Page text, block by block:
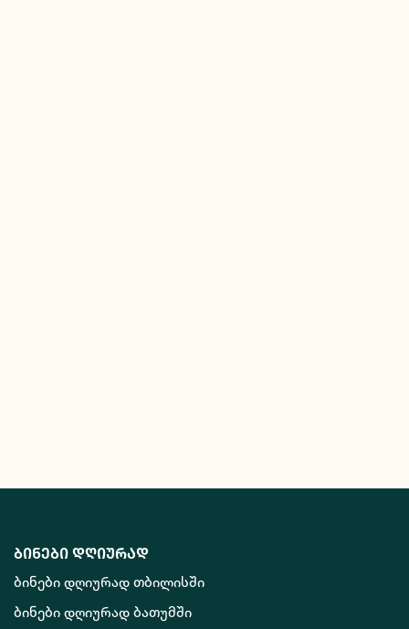
ბინები დღიურად
ბინები დღიურად თბილისში
ბინები დღიურად ბათუმში